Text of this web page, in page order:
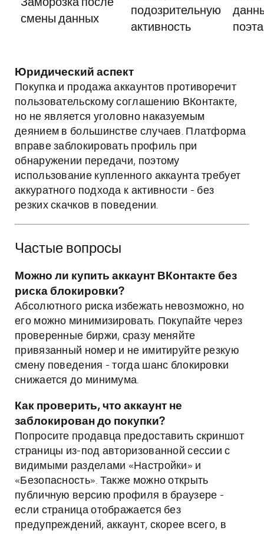
Заморозка после
смены данных
подозрительную
активность
Юридический аспект
Покупка и продажа аккаунтов противоречит
пользовательскому соглашению ВКонтакте,
но не является уголовно наказуемым
деянием в большинстве случаев. Платформа
вправе заблокировать профиль при
обнаружении передачи, поэтому
использование купленного аккаунта требует
аккуратного подхода к активности - без
резких скачков в поведении.
Частые вопросы
Можно ли купить аккаунт ВКонтакте без
риска блокировки?
Абсолютного риска избежать невозможно, но
его можно минимизировать. Покупайте через
проверенные биржи, сразу меняйте
привязанный номер и не имитируйте резкую
смену поведения - тогда шанс блокировки
снижается до минимума.
Как проверить, что аккаунт не
заблокирован до покупки?
Попросите продавца предоставить скриншот
страницы из-под авторизованной сессии с
видимыми разделами «Настройки» и
«Безопасность». Также можно открыть
публичную версию профиля в браузере -
если страница отображается без
предупреждений, аккаунт, скорее всего, в